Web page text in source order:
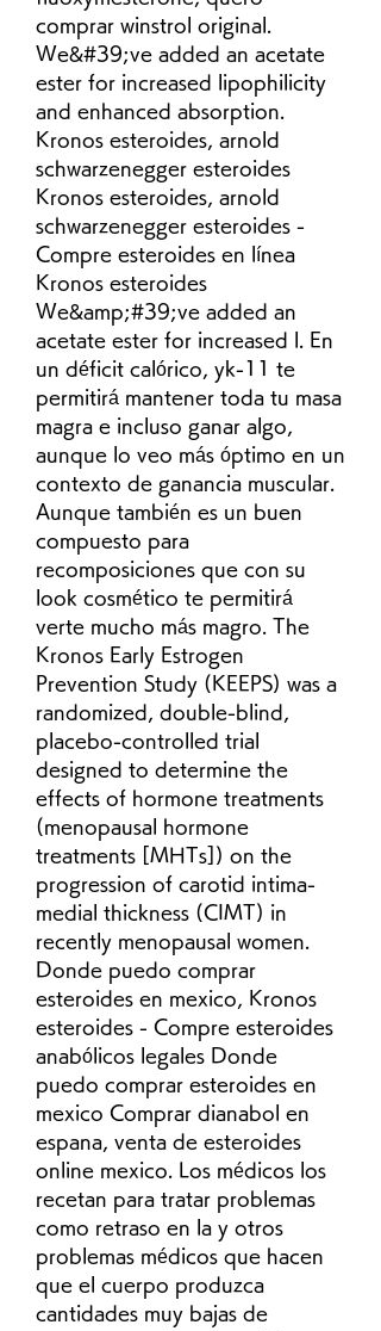
comprar winstrol original.
We&#39;ve added an acetate
ester for increased lipophilicity
and enhanced absorption.
Kronos esteroides, arnold
schwarzenegger esteroides
Kronos esteroides, arnold
schwarzenegger esteroides -
Compre esteroides en línea
Kronos esteroides
We&amp;#39;ve added an
acetate ester for increased l. En
un déficit calórico, yk-11 te
permitirá mantener toda tu masa
magra e incluso ganar algo,
aunque lo veo más óptimo en un
contexto de ganancia muscular.
Aunque también es un buen
compuesto para
recomposiciones que con su
look cosmético te permitirá
verte mucho más magro. The
Kronos Early Estrogen
Prevention Study (KEEPS) was a
randomized, double-blind,
placebo-controlled trial
designed to determine the
effects of hormone treatments
(menopausal hormone
treatments [MHTs]) on the
progression of carotid intima-
medial thickness (CIMT) in
recently menopausal women.
Donde puedo comprar
esteroides en mexico, Kronos
esteroides - Compre esteroides
anabólicos legales Donde
puedo comprar esteroides en
mexico Comprar dianabol en
espana, venta de esteroides
online mexico. Los médicos los
recetan para tratar problemas
como retraso en la y otros
problemas médicos que hacen
que el cuerpo produzca
cantidades muy bajas de